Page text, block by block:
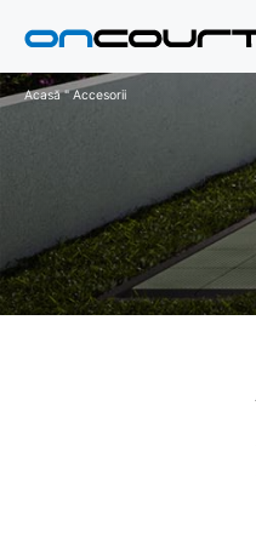
Acasă"Accesorii